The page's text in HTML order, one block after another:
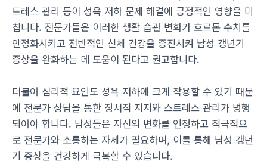
트레스 관리 등이 성욕 저하 문제 해결에 긍정적인 영향을 미
칩니다. 전문가들은 이러한 생활 습관 변화가 호르몬 수치를
안정화시키고 전반적인 신체 건강을 증진시켜 남성 갱년기
증상을 완화하는 데 도움이 된다고 권고합니다.
더불어 심리적 요인도 성욕 저하에 크게 작용할 수 있기 때문
에 전문가 상담을 통한 정서적 지지와 스트레스 관리가 병행
되어야 합니다. 남성들은 자신의 변화를 인정하고 적극적으
로 전문가와 소통하는 자세가 필요하며, 이를 통해 남성 갱년
기 증상을 건강하게 극복할 수 있습니다.